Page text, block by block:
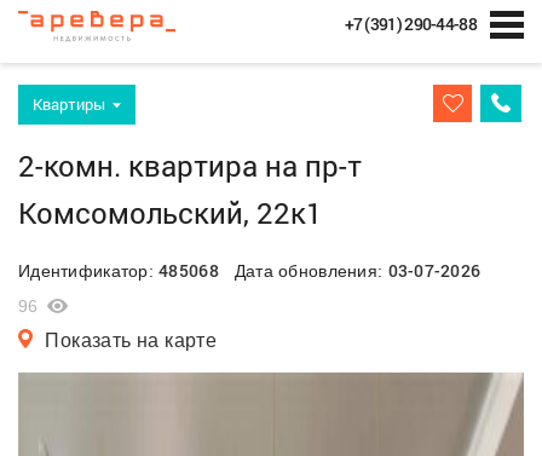
+7 (391) 290-44-88
Квартиры
2-комн. квартира на пр-т
Комсомольский, 22к1
Идентификатор:485068Дата обновления: 03-07-2026
96
Показать на карте